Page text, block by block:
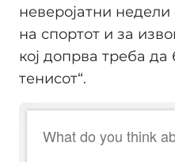
неверојатни недели
на спортот и за
кој допрва треба
тенисот“.